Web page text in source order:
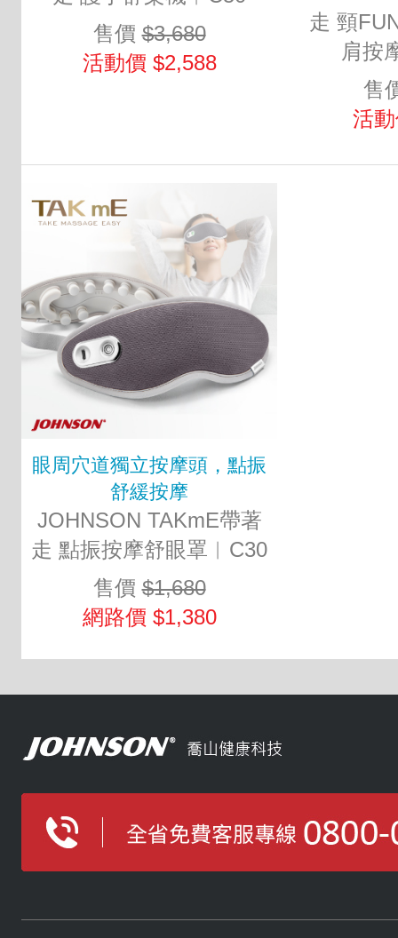
售價$3,680
活動價 $2,588
走 頸
肩按
售
活
眼周穴道獨立按摩頭，點振
舒緩按摩
JOHNSON TAKmE帶著
走 點振按摩舒眼罩︱C30
售價$1,680
網路價 $1,380